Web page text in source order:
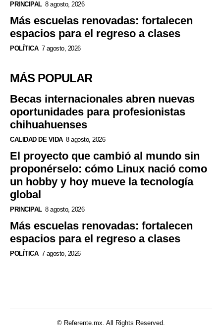
PRINCIPAL 8 agosto, 2026
Más escuelas renovadas: fortalecen
espacios para el regreso a clases
POLÍTICA 7 agosto, 2026
MÁS POPULAR
Becas internacionales abren nuevas
oportunidades para profesionistas
chihuahuenses
CALIDAD DE VIDA 8 agosto, 2026
El proyecto que cambió al mundo sin
proponérselo: cómo Linux nació como
un hobby y hoy mueve la tecnología
global
PRINCIPAL 8 agosto, 2026
Más escuelas renovadas: fortalecen
espacios para el regreso a clases
POLÍTICA 7 agosto, 2026
© Referente.mx. All Rights Reserved.